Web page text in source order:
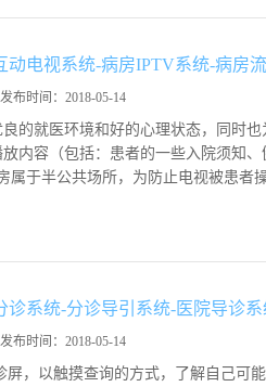
动电视系统-病房IPTV系统-病房
发布时间： 2018-05-14
的就医环境和好的心理状态，同时
内容（包括：患者的一些入院须知
属于半公共场所，为防止电视被患
诊系统-分诊导引系统-医院导诊
发布时间： 2018-05-14
屏，以触摸查询的方式，了解自己可